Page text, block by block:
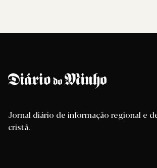
Jornal diário de informação regional e
cristã.